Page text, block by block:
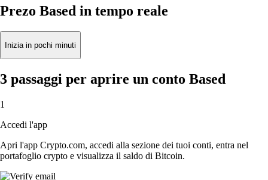
Prezo Based in tempo reale
Inizia in pochi minuti
3 passaggi per aprire un conto Based
1
Accedi l'app
Apri l'app Crypto.com, accedi alla sezione dei tuoi conti, entra nel
portafoglio crypto e visualizza il saldo di Bitcoin.